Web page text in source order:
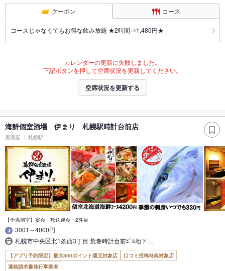
クーポン コース
コースじゃなくてもお得な飲み放題 ★2時間⇒1,480円★
カレンダーの更新に失敗しました。
下記ボタンを押して空席状況を更新してください。
空席状況を更新する
海鮮個室酒場 伊まり 札幌駅時計台前店
居酒屋 札幌駅
【全席個室】宴会・歓送迎会・2件目
3001～4000円
札幌市中央区北1条西3丁目 荒巻時計台前ﾋﾞﾙ地下…
【アプリ予約限定】最大800ポイント還元対象店
口コミ投稿特典対象店
適格請求書発行事業者